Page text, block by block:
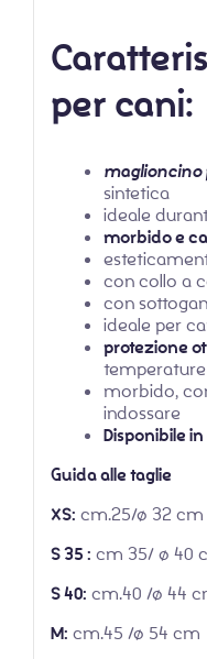
per cani:
maglioncino
sintetica
ideale
morbido e
con collo a
con
ideale per
protezione
temperature
morbido,
indossare
Disponibile
Guida alle taglie
XS: cm.25/ø 32 cm
S 35 : cm 35/ ø 40
S 40: cm.40 /ø 44
M: cm.45 /ø 54 cm